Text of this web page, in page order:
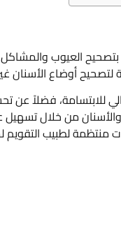
العيوب
أوضاع الأسنان
للابتسامة، فضلاً
من خلال تسهيل
منتظمة لطبيب